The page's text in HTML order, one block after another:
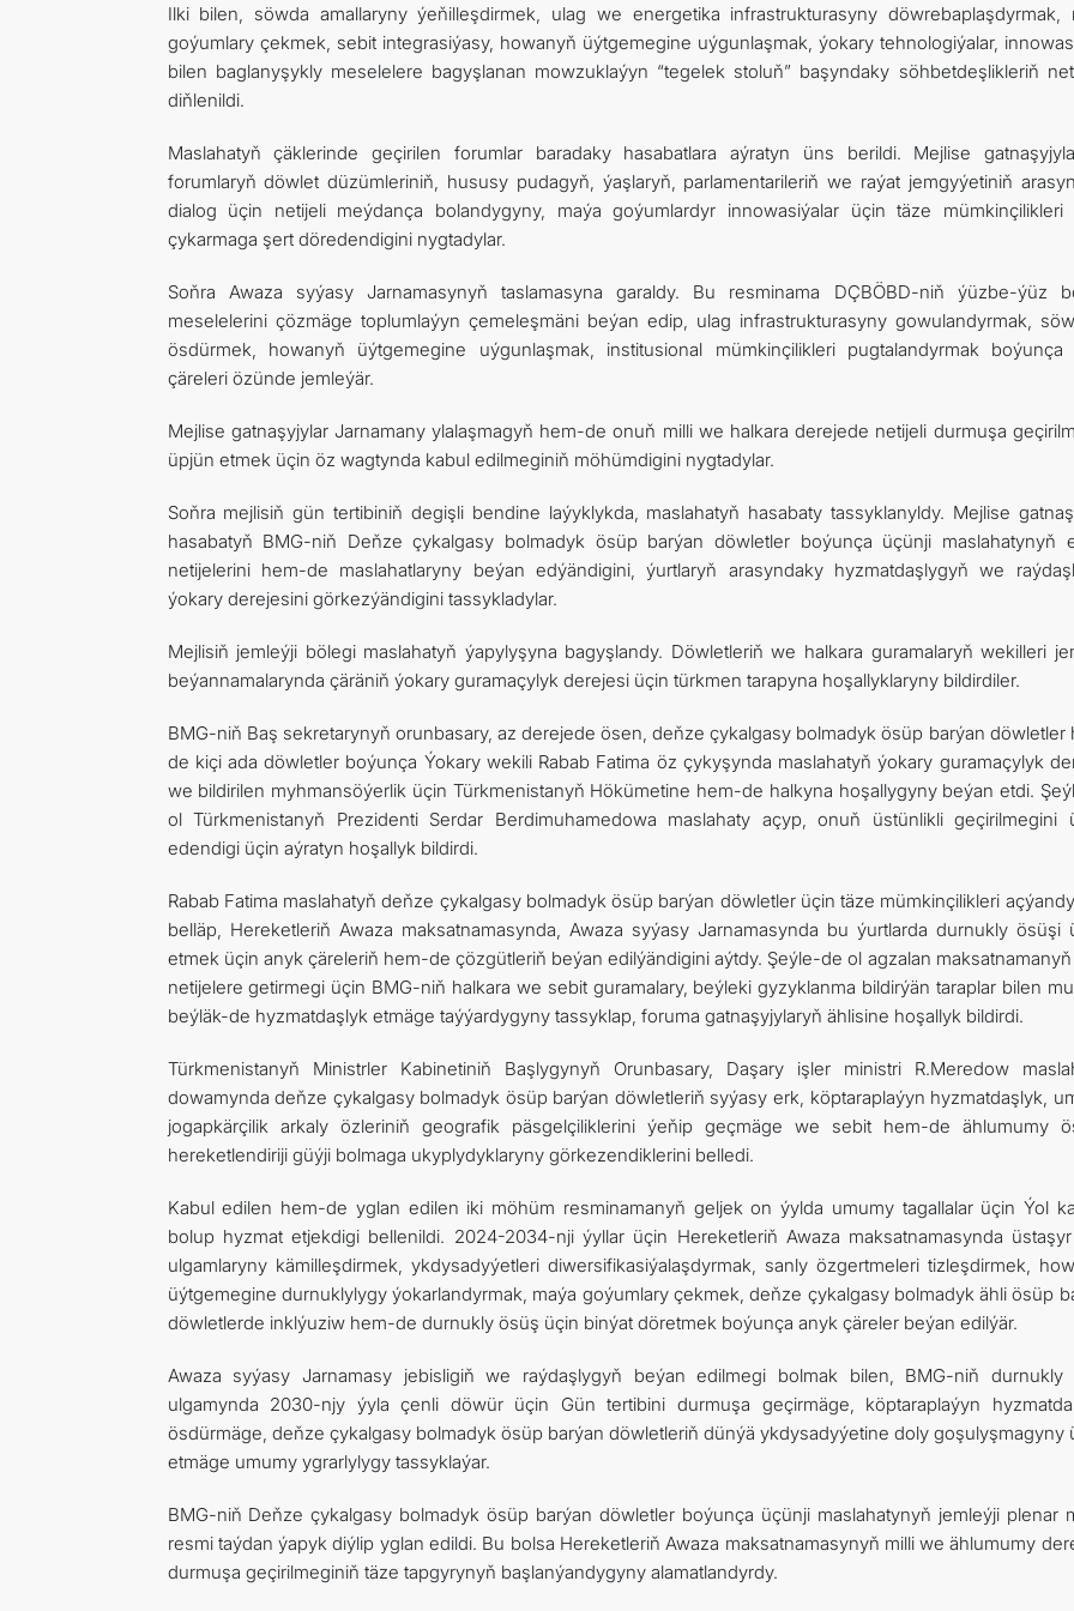
Ilki bilen, söwda amallaryny ýeňilleşdirmek, ulag we energetika infrastrukturasyny döwrebaplaşdyrmak,
goýumlary çekmek, sebit integrasiýasy, howanyň üýtgemegine uýgunlaşmak, ýokary tehnologiýalar,
bilen baglanyşykly meselelere bagyşlanan mowzuklaýyn “tegelek stoluň” başyndaky söhbetdeşlikleriň
diňlenildi.
Maslahatyň çäklerinde geçirilen forumlar baradaky hasabatlara aýratyn üns berildi. Mejlise
forumlaryň döwlet düzümleriniň, hususy pudagyň, ýaşlaryň, parlamentarileriň we raýat jemgyýetiniň
dialog üçin netijeli meýdança bolandygyny, maýa goýumlardyr innowasiýalar üçin täze mümkinçilikleri
çykarmaga şert döredendigini nygtadylar.
Soňra Awaza syýasy Jarnamasynyň taslamasyna garaldy. Bu resminama DÇBÖBD-niň ýüzbe-ýüz
meselelerini çözmäge toplumlaýyn çemeleşmäni beýan edip, ulag infrastrukturasyny gowulandyrmak,
ösdürmek, howanyň üýtgemegine uýgunlaşmak, institusional mümkinçilikleri pugtalandyrmak boýunça
çäreleri özünde jemleýär.
Mejlise gatnaşyjylar Jarnamany ylalaşmagyň hem-de onuň milli we halkara derejede netijeli durmuşa
üpjün etmek üçin öz wagtynda kabul edilmeginiň möhümdigini nygtadylar.
Soňra mejlisiň gün tertibiniň degişli bendine laýyklykda, maslahatyň hasabaty tassyklanyldy. Mejlise
hasabatyň BMG-niň Deňze çykalgasy bolmadyk ösüp barýan döwletler boýunça üçünji maslahatynyň
netijelerini hem-de maslahatlaryny beýan edýändigini, ýurtlaryň arasyndaky hyzmatdaşlygyň we
ýokary derejesini görkezýändigini tassykladylar.
Mejlisiň jemleýji bölegi maslahatyň ýapylyşyna bagyşlandy. Döwletleriň we halkara guramalaryň wekilleri
beýannamalarynda çäräniň ýokary guramaçylyk derejesi üçin türkmen tarapyna hoşallyklaryny bildirdiler.
BMG-niň Baş sekretarynyň orunbasary, az derejede ösen, deňze çykalgasy bolmadyk ösüp barýan döwletler
de kiçi ada döwletler boýunça Ýokary wekili Rabab Fatima öz çykyşynda maslahatyň ýokary guramaçylyk
we bildirilen myhmansöýerlik üçin Türkmenistanyň Hökümetine hem-de halkyna hoşallygyny beýan etdi.
ol Türkmenistanyň Prezidenti Serdar Berdimuhamedowa maslahaty açyp, onuň üstünlikli geçirilmegini
edendigi üçin aýratyn hoşallyk bildirdi.
Rabab Fatima maslahatyň deňze çykalgasy bolmadyk ösüp barýan döwletler üçin täze mümkinçilikleri
belläp, Hereketleriň Awaza maksatnamasynda, Awaza syýasy Jarnamasynda bu ýurtlarda durnukly ösüşi
etmek üçin anyk çäreleriň hem-de çözgütleriň beýan edilýändigini aýtdy. Şeýle-de ol agzalan
netijelere getirmegi üçin BMG-niň halkara we sebit guramalary, beýleki gyzyklanma bildirýän taraplar bilen
beýläk-de hyzmatdaşlyk etmäge taýýardygyny tassyklap, foruma gatnaşyjylaryň ählisine hoşallyk bildirdi.
Türkmenistanyň Ministrler Kabinetiniň Başlygynyň Orunbasary, Daşary işler ministri R.Meredow
dowamynda deňze çykalgasy bolmadyk ösüp barýan döwletleriň syýasy erk, köptaraplaýyn hyzmatdaşlyk,
jogapkärçilik arkaly özleriniň geografik päsgelçiliklerini ýeňip geçmäge we sebit hem-de ählumumy
hereketlendiriji güýji bolmaga ukyplydyklaryny görkezendiklerini belledi.
Kabul edilen hem-de yglan edilen iki möhüm resminamanyň geljek on ýylda umumy tagallalar üçin Ýol
bolup hyzmat etjekdigi bellenildi. 2024-2034-nji ýyllar üçin Hereketleriň Awaza maksatnamasynda
ulgamlaryny kämilleşdirmek, ykdysadyýetleri diwersifikasiýalaşdyrmak, sanly özgertmeleri tizleşdirmek,
üýtgemegine durnuklylygy ýokarlandyrmak, maýa goýumlary çekmek, deňze çykalgasy bolmadyk ähli ösüp
döwletlerde inklýuziw hem-de durnukly ösüş üçin binýat döretmek boýunça anyk çäreler beýan edilýär.
Awaza syýasy Jarnamasy jebisligiň we raýdaşlygyň beýan edilmegi bolmak bilen, BMG-niň durnukly
ulgamynda 2030-njy ýyla çenli döwür üçin Gün tertibini durmuşa geçirmäge, köptaraplaýyn
ösdürmäge, deňze çykalgasy bolmadyk ösüp barýan döwletleriň dünýä ykdysadyýetine doly goşulyşmagyny
etmäge umumy ygrarlylygy tassyklaýar.
BMG-niň Deňze çykalgasy bolmadyk ösüp barýan döwletler boýunça üçünji maslahatynyň jemleýji plenar
resmi taýdan ýapyk diýlip yglan edildi. Bu bolsa Hereketleriň Awaza maksatnamasynyň milli we ählumumy
durmuşa geçirilmeginiň täze tapgyrynyň başlanýandygyny alamatlandyrdy.